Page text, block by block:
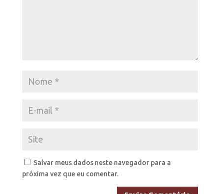
Salvar meus dados neste navegador para a
próxima vez que eu comentar.